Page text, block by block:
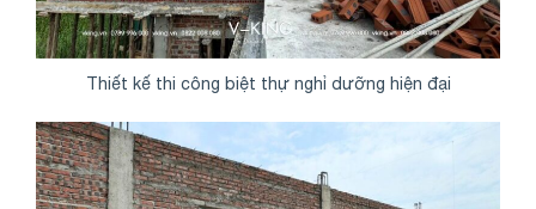
Thiết kế thi công biệt thự nghỉ dưỡng hiện đại